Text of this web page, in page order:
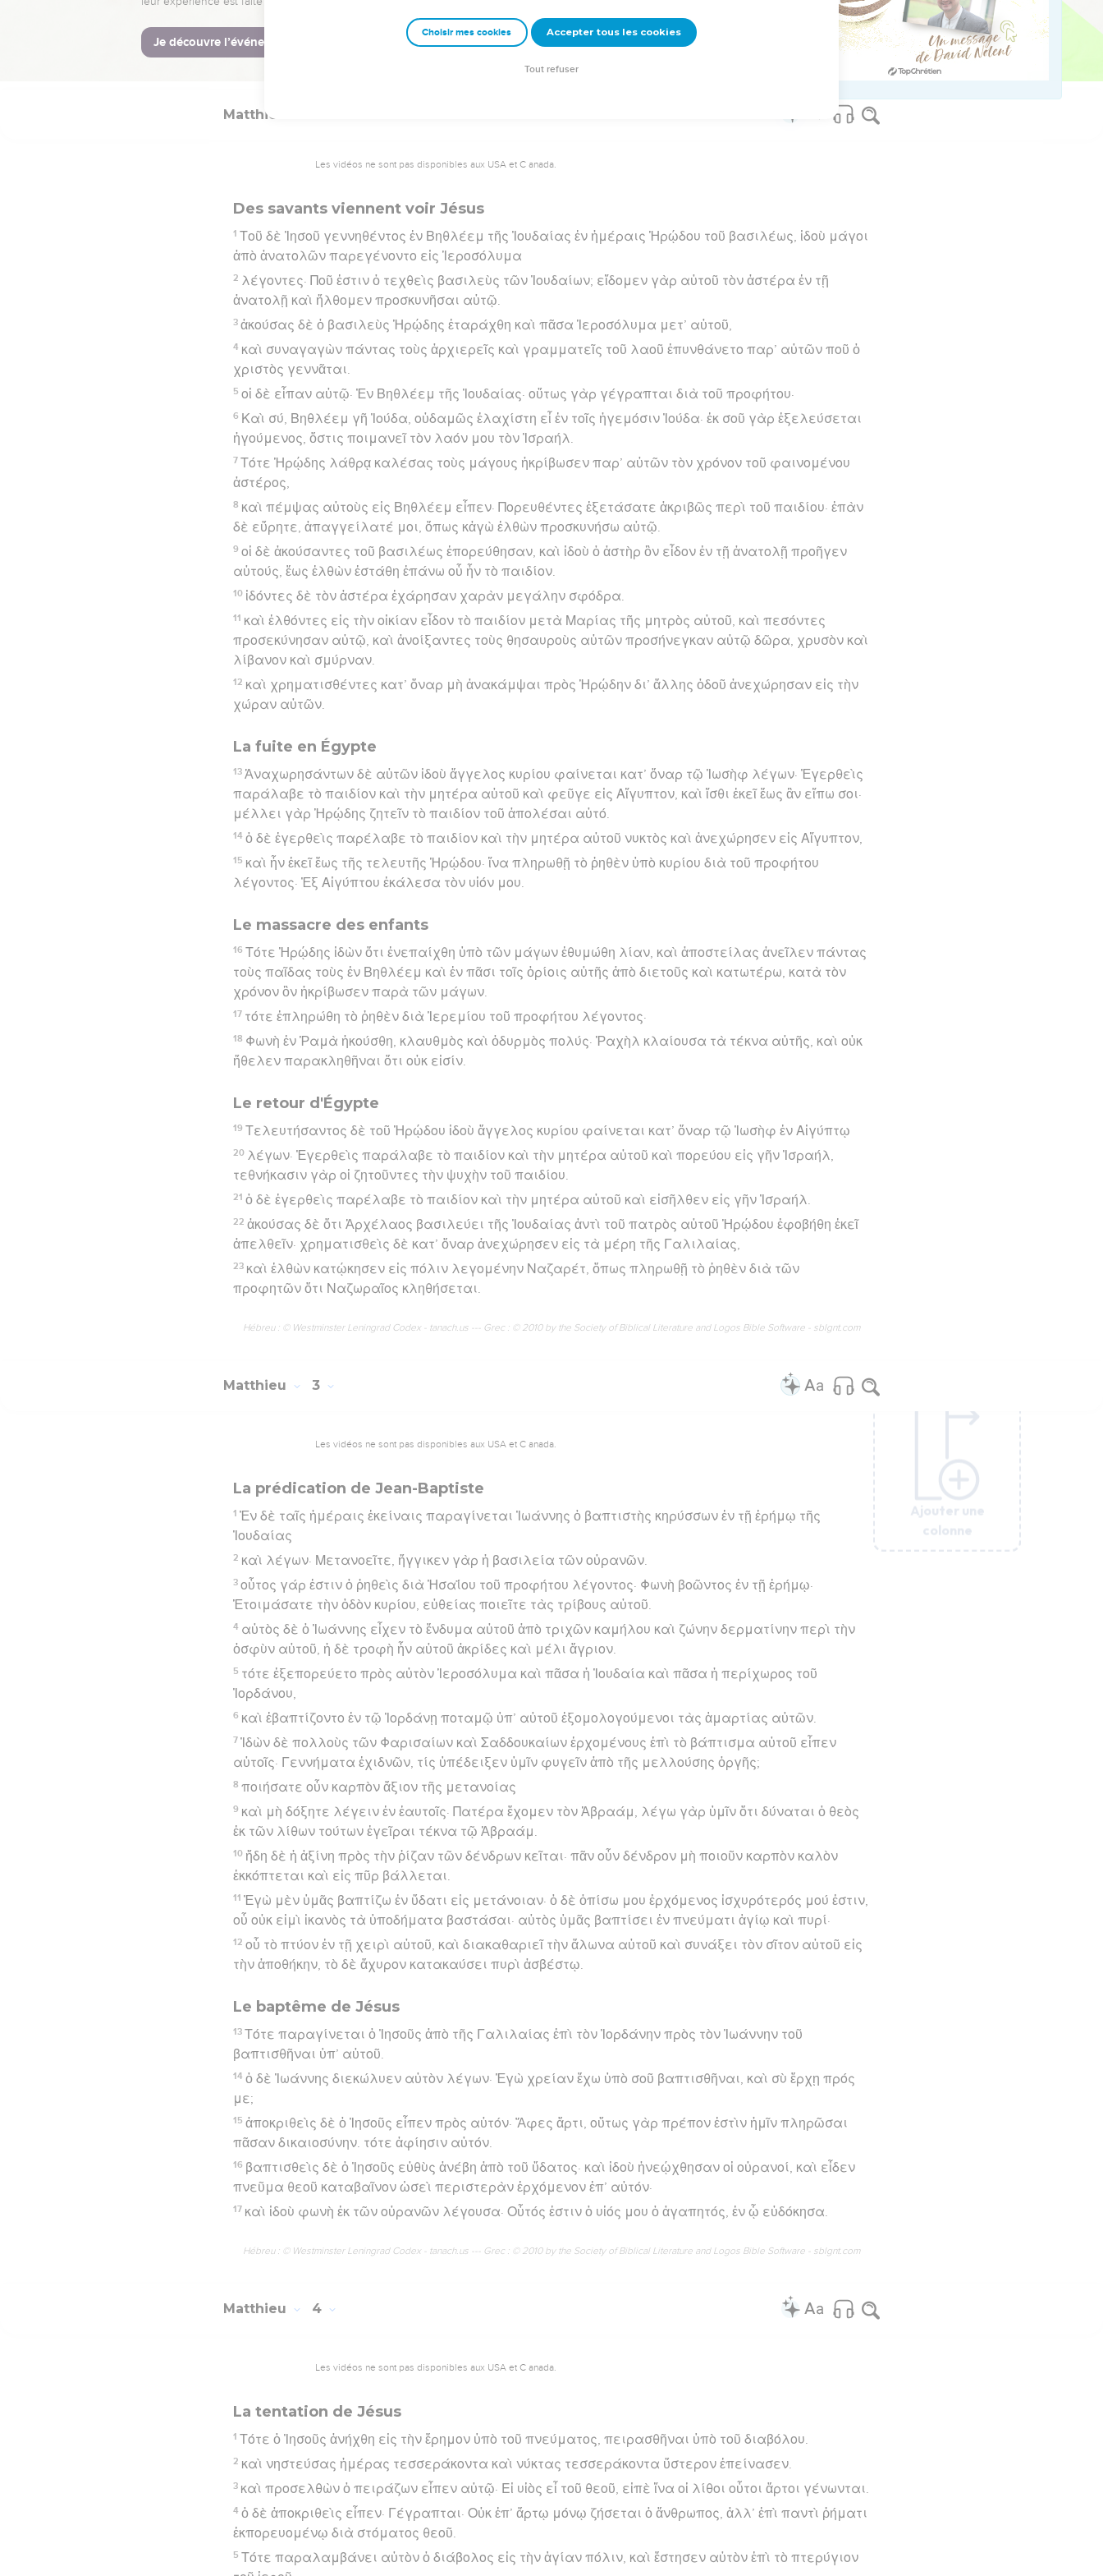
25 καὶ οὐκ ἐγίνωσκεν αὐτὴν ἕως οὗ ἔτεκεν υἱόν· καὶ ἐκάλεσεν τὸ ὄνομα αὐτοῦ Ἰησοῦν.
Hébreu : © Westminster Leningrad Codex - tanach.us --- Grec : © 2010 by the Society of Biblical Literature and Logos Bible Software - sblgnt.com
Ajouter une
colonne
Matthieu
Les vidéos ne sont pas disponibles aux USA et C anada.
Des savants viennent voir Jésus
1 Τοῦ δὲ Ἰησοῦ γεννηθέντος ἐν Βηθλέεμ τῆς Ἰουδαίας ἐν ἡμέραις Ἡρῴδου τοῦ βασιλέως, ἰδοὺ μάγοι
ἀπὸ ἀνατολῶν παρεγένοντο εἰς Ἱεροσόλυμα
2 λέγοντες· Ποῦ ἐστιν ὁ τεχθεὶς βασιλεὺς τῶν Ἰουδαίων; εἴδομεν γὰρ αὐτοῦ τὸν ἀστέρα ἐν τῇ
ἀνατολῇ καὶ ἤλθομεν προσκυνῆσαι αὐτῷ.
3 ἀκούσας δὲ ὁ βασιλεὺς Ἡρῴδης ἐταράχθη καὶ πᾶσα Ἱεροσόλυμα μετ’ αὐτοῦ,
4 καὶ συναγαγὼν πάντας τοὺς ἀρχιερεῖς καὶ γραμματεῖς τοῦ λαοῦ ἐπυνθάνετο παρ’ αὐτῶν ποῦ ὁ
χριστὸς γεννᾶται.
5 οἱ δὲ εἶπαν αὐτῷ· Ἐν Βηθλέεμ τῆς Ἰουδαίας· οὕτως γὰρ γέγραπται διὰ τοῦ προφήτου·
6 Καὶ σύ, Βηθλέεμ γῆ Ἰούδα, οὐδαμῶς ἐλαχίστη εἶ ἐν τοῖς ἡγεμόσιν Ἰούδα· ἐκ σοῦ γὰρ ἐξελεύσεται
ἡγούμενος, ὅστις ποιμανεῖ τὸν λαόν μου τὸν Ἰσραήλ.
7 Τότε Ἡρῴδης λάθρᾳ καλέσας τοὺς μάγους ἠκρίβωσεν παρ’ αὐτῶν τὸν χρόνον τοῦ φαινομένου
ἀστέρος,
8 καὶ πέμψας αὐτοὺς εἰς Βηθλέεμ εἶπεν· Πορευθέντες ἐξετάσατε ἀκριβῶς περὶ τοῦ παιδίου· ἐπὰν
δὲ εὕρητε, ἀπαγγείλατέ μοι, ὅπως κἀγὼ ἐλθὼν προσκυνήσω αὐτῷ.
9 οἱ δὲ ἀκούσαντες τοῦ βασιλέως ἐπορεύθησαν, καὶ ἰδοὺ ὁ ἀστὴρ ὃν εἶδον ἐν τῇ ἀνατολῇ προῆγεν
αὐτούς, ἕως ἐλθὼν ἐστάθη ἐπάνω οὗ ἦν τὸ παιδίον.
10 ἰδόντες δὲ τὸν ἀστέρα ἐχάρησαν χαρὰν μεγάλην σφόδρα.
11 καὶ ἐλθόντες εἰς τὴν οἰκίαν εἶδον τὸ παιδίον μετὰ Μαρίας τῆς μητρὸς αὐτοῦ, καὶ πεσόντες
προσεκύνησαν αὐτῷ, καὶ ἀνοίξαντες τοὺς θησαυροὺς αὐτῶν προσήνεγκαν αὐτῷ δῶρα, χρυσὸν καὶ
λίβανον καὶ σμύρναν.
12 καὶ χρηματισθέντες κατ’ ὄναρ μὴ ἀνακάμψαι πρὸς Ἡρῴδην δι’ ἄλλης ὁδοῦ ἀνεχώρησαν εἰς τὴν
χώραν αὐτῶν.
La fuite en Égypte
13 Ἀναχωρησάντων δὲ αὐτῶν ἰδοὺ ἄγγελος κυρίου φαίνεται κατ’ ὄναρ τῷ Ἰωσὴφ λέγων· Ἐγερθεὶς
παράλαβε τὸ παιδίον καὶ τὴν μητέρα αὐτοῦ καὶ φεῦγε εἰς Αἴγυπτον, καὶ ἴσθι ἐκεῖ ἕως ἂν εἴπω σοι·
μέλλει γὰρ Ἡρῴδης ζητεῖν τὸ παιδίον τοῦ ἀπολέσαι αὐτό.
14 ὁ δὲ ἐγερθεὶς παρέλαβε τὸ παιδίον καὶ τὴν μητέρα αὐτοῦ νυκτὸς καὶ ἀνεχώρησεν εἰς Αἴγυπτον,
15 καὶ ἦν ἐκεῖ ἕως τῆς τελευτῆς Ἡρῴδου· ἵνα πληρωθῇ τὸ ῥηθὲν ὑπὸ κυρίου διὰ τοῦ προφήτου
λέγοντος· Ἐξ Αἰγύπτου ἐκάλεσα τὸν υἱόν μου.
Le massacre des enfants
16 Τότε Ἡρῴδης ἰδὼν ὅτι ἐνεπαίχθη ὑπὸ τῶν μάγων ἐθυμώθη λίαν, καὶ ἀποστείλας ἀνεῖλεν πάντας
τοὺς παῖδας τοὺς ἐν Βηθλέεμ καὶ ἐν πᾶσι τοῖς ὁρίοις αὐτῆς ἀπὸ διετοῦς καὶ κατωτέρω, κατὰ τὸν
χρόνον ὃν ἠκρίβωσεν παρὰ τῶν μάγων.
17 τότε ἐπληρώθη τὸ ῥηθὲν διὰ Ἰερεμίου τοῦ προφήτου λέγοντος·
18 Φωνὴ ἐν Ῥαμὰ ἠκούσθη, κλαυθμὸς καὶ ὀδυρμὸς πολύς· Ῥαχὴλ κλαίουσα τὰ τέκνα αὐτῆς, καὶ οὐκ
ἤθελεν παρακληθῆναι ὅτι οὐκ εἰσίν.
Le retour d'Égypte
19 Τελευτήσαντος δὲ τοῦ Ἡρῴδου ἰδοὺ ἄγγελος κυρίου φαίνεται κατ’ ὄναρ τῷ Ἰωσὴφ ἐν Αἰγύπτῳ
20 λέγων· Ἐγερθεὶς παράλαβε τὸ παιδίον καὶ τὴν μητέρα αὐτοῦ καὶ πορεύου εἰς γῆν Ἰσραήλ,
τεθνήκασιν γὰρ οἱ ζητοῦντες τὴν ψυχὴν τοῦ παιδίου.
21 ὁ δὲ ἐγερθεὶς παρέλαβε τὸ παιδίον καὶ τὴν μητέρα αὐτοῦ καὶ εἰσῆλθεν εἰς γῆν Ἰσραήλ.
22 ἀκούσας δὲ ὅτι Ἀρχέλαος βασιλεύει τῆς Ἰουδαίας ἀντὶ τοῦ πατρὸς αὐτοῦ Ἡρῴδου ἐφοβήθη ἐκεῖ
ἀπελθεῖν· χρηματισθεὶς δὲ κατ’ ὄναρ ἀνεχώρησεν εἰς τὰ μέρη τῆς Γαλιλαίας,
23 καὶ ἐλθὼν κατῴκησεν εἰς πόλιν λεγομένην Ναζαρέτ, ὅπως πληρωθῇ τὸ ῥηθὲν διὰ τῶν
προφητῶν ὅτι Ναζωραῖος κληθήσεται.
Hébreu : © Westminster Leningrad Codex - tanach.us --- Grec : © 2010 by the Society of Biblical Literature and Logos Bible Software - sblgnt.com
Ajouter une
colonne
Matthieu 3
Les vidéos ne sont pas disponibles aux USA et C anada.
La prédication de Jean-Baptiste
1 Ἐν δὲ ταῖς ἡμέραις ἐκείναις παραγίνεται Ἰωάννης ὁ βαπτιστὴς κηρύσσων ἐν τῇ ἐρήμῳ τῆς
Ἰουδαίας
2 καὶ λέγων· Μετανοεῖτε, ἤγγικεν γὰρ ἡ βασιλεία τῶν οὐρανῶν.
3 οὗτος γάρ ἐστιν ὁ ῥηθεὶς διὰ Ἠσαΐου τοῦ προφήτου λέγοντος· Φωνὴ βοῶντος ἐν τῇ ἐρήμῳ·
Ἑτοιμάσατε τὴν ὁδὸν κυρίου, εὐθείας ποιεῖτε τὰς τρίβους αὐτοῦ.
4 αὐτὸς δὲ ὁ Ἰωάννης εἶχεν τὸ ἔνδυμα αὐτοῦ ἀπὸ τριχῶν καμήλου καὶ ζώνην δερματίνην περὶ τὴν
ὀσφὺν αὐτοῦ, ἡ δὲ τροφὴ ἦν αὐτοῦ ἀκρίδες καὶ μέλι ἄγριον.
5 τότε ἐξεπορεύετο πρὸς αὐτὸν Ἱεροσόλυμα καὶ πᾶσα ἡ Ἰουδαία καὶ πᾶσα ἡ περίχωρος τοῦ
Ἰορδάνου,
6 καὶ ἐβαπτίζοντο ἐν τῷ Ἰορδάνῃ ποταμῷ ὑπ’ αὐτοῦ ἐξομολογούμενοι τὰς ἁμαρτίας αὐτῶν.
7 Ἰδὼν δὲ πολλοὺς τῶν Φαρισαίων καὶ Σαδδουκαίων ἐρχομένους ἐπὶ τὸ βάπτισμα αὐτοῦ εἶπεν
αὐτοῖς· Γεννήματα ἐχιδνῶν, τίς ὑπέδειξεν ὑμῖν φυγεῖν ἀπὸ τῆς μελλούσης ὀργῆς;
8 ποιήσατε οὖν καρπὸν ἄξιον τῆς μετανοίας
9 καὶ μὴ δόξητε λέγειν ἐν ἑαυτοῖς· Πατέρα ἔχομεν τὸν Ἀβραάμ, λέγω γὰρ ὑμῖν ὅτι δύναται ὁ θεὸς
ἐκ τῶν λίθων τούτων ἐγεῖραι τέκνα τῷ Ἀβραάμ.
10 ἤδη δὲ ἡ ἀξίνη πρὸς τὴν ῥίζαν τῶν δένδρων κεῖται· πᾶν οὖν δένδρον μὴ ποιοῦν καρπὸν καλὸν
ἐκκόπτεται καὶ εἰς πῦρ βάλλεται.
11 Ἐγὼ μὲν ὑμᾶς βαπτίζω ἐν ὕδατι εἰς μετάνοιαν· ὁ δὲ ὀπίσω μου ἐρχόμενος ἰσχυρότερός μού ἐστιν,
οὗ οὐκ εἰμὶ ἱκανὸς τὰ ὑποδήματα βαστάσαι· αὐτὸς ὑμᾶς βαπτίσει ἐν πνεύματι ἁγίῳ καὶ πυρί·
12 οὗ τὸ πτύον ἐν τῇ χειρὶ αὐτοῦ, καὶ διακαθαριεῖ τὴν ἅλωνα αὐτοῦ καὶ συνάξει τὸν σῖτον αὐτοῦ εἰς
τὴν ἀποθήκην, τὸ δὲ ἄχυρον κατακαύσει πυρὶ ἀσβέστῳ.
Le baptême de Jésus
13 Τότε παραγίνεται ὁ Ἰησοῦς ἀπὸ τῆς Γαλιλαίας ἐπὶ τὸν Ἰορδάνην πρὸς τὸν Ἰωάννην τοῦ
βαπτισθῆναι ὑπ’ αὐτοῦ.
14 ὁ δὲ Ἰωάννης διεκώλυεν αὐτὸν λέγων· Ἐγὼ χρείαν ἔχω ὑπὸ σοῦ βαπτισθῆναι, καὶ σὺ ἔρχῃ πρός
με;
15 ἀποκριθεὶς δὲ ὁ Ἰησοῦς εἶπεν πρὸς αὐτόν· Ἄφες ἄρτι, οὕτως γὰρ πρέπον ἐστὶν ἡμῖν πληρῶσαι
πᾶσαν δικαιοσύνην. τότε ἀφίησιν αὐτόν.
16 βαπτισθεὶς δὲ ὁ Ἰησοῦς εὐθὺς ἀνέβη ἀπὸ τοῦ ὕδατος· καὶ ἰδοὺ ἠνεῴχθησαν οἱ οὐρανοί, καὶ εἶδεν
πνεῦμα θεοῦ καταβαῖνον ὡσεὶ περιστερὰν ἐρχόμενον ἐπ’ αὐτόν·
17 καὶ ἰδοὺ φωνὴ ἐκ τῶν οὐρανῶν λέγουσα· Οὗτός ἐστιν ὁ υἱός μου ὁ ἀγαπητός, ἐν ᾧ εὐδόκησα.
Hébreu : © Westminster Leningrad Codex - tanach.us --- Grec : © 2010 by the Society of Biblical Literature and Logos Bible Software - sblgnt.com
Ajouter une
colonne
Matthieu 4
Les vidéos ne sont pas disponibles aux USA et C anada.
La tentation de Jésus
1 Τότε ὁ Ἰησοῦς ἀνήχθη εἰς τὴν ἔρημον ὑπὸ τοῦ πνεύματος, πειρασθῆναι ὑπὸ τοῦ διαβόλου.
2 καὶ νηστεύσας ἡμέρας τεσσεράκοντα καὶ νύκτας τεσσεράκοντα ὕστερον ἐπείνασεν.
3 καὶ προσελθὼν ὁ πειράζων εἶπεν αὐτῷ· Εἰ υἱὸς εἶ τοῦ θεοῦ, εἰπὲ ἵνα οἱ λίθοι οὗτοι ἄρτοι γένωνται.
4 ὁ δὲ ἀποκριθεὶς εἶπεν· Γέγραπται· Οὐκ ἐπ’ ἄρτῳ μόνῳ ζήσεται ὁ ἄνθρωπος, ἀλλ’ ἐπὶ παντὶ ῥήματι
ἐκπορευομένῳ διὰ στόματος θεοῦ.
5 Τότε παραλαμβάνει αὐτὸν ὁ διάβολος εἰς τὴν ἁγίαν πόλιν, καὶ ἔστησεν αὐτὸν ἐπὶ τὸ πτερύγιον
Ajouter une
colonne
Ajouter une
colonne
Choisir mes cookies Accepter tous les cookies
Tout refuser